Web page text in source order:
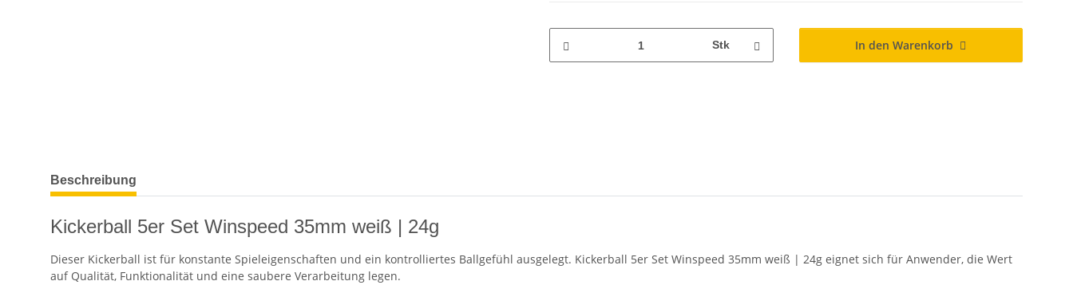
Stk In den Warenkorb
weitere Registerkarten anzeigen
Beschreibung
Kickerball 5er Set Winspeed 35mm weiß | 24g
Dieser Kickerball ist für konstante Spieleigenschaften und ein kontrolliertes Ballgefühl ausgelegt. Kickerball 5er Set Winspeed 35mm weiß | 24g eignet sich für Anwender, die Wert
auf Qualität, Funktionalität und eine saubere Verarbeitung legen.